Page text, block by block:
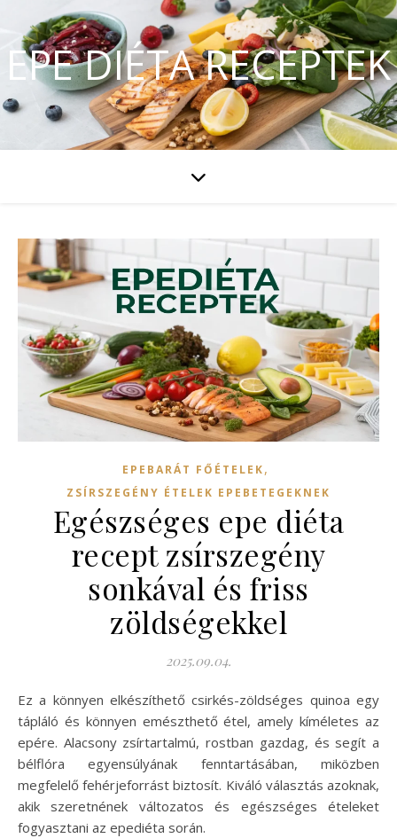
EPE DIÉTA RECEPTEK
EPEBARÁT FŐÉTELEK,
ZSÍRSZEGÉNY ÉTELEK EPEBETEGEKNEK
Egészséges epe diéta
recept zsírszegény
sonkával és friss
zöldségekkel
2025.09.04.
Ez a könnyen elkészíthető csirkés-zöldséges quinoa egy
tápláló és könnyen emészthető étel, amely kíméletes az
epére. Alacsony zsírtartalmú, rostban gazdag, és segít a
bélflóra egyensúlyának fenntartásában, miközben
megfelelő fehérjeforrást biztosít. Kiváló választás azoknak,
akik szeretnének változatos és egészséges ételeket
fogyasztani az epediéta során.